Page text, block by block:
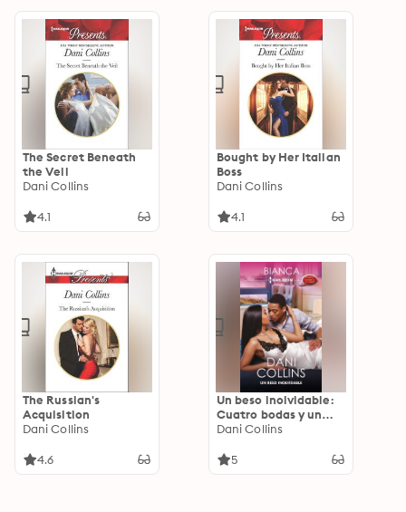
The Secret Beneath
the Veil
Dani Collins
4.1
Bought by Her Italian
Boss
Dani Collins
4.1
The Russian's
Acquisition
Dani Collins
4.6
Un beso inolvidable:
Cuatro bodas y un
bebé
Dani Collins
5